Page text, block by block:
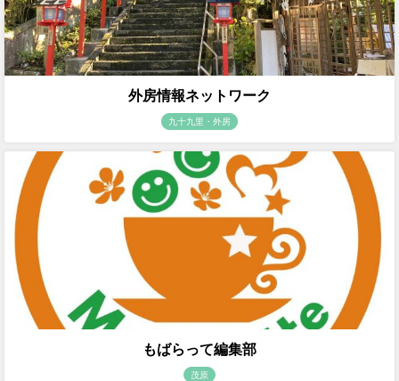
外房情報ネットワーク
九十九里・外房
もばらって編集部
茂原